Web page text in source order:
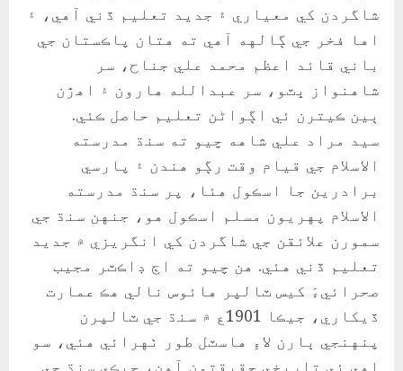
شاگردن کي معياري ۽ جديد تعليم ڏني آهي، ۽
اها فخر جي ڳالهه آهي ته هتان پاڪستان جي
باني قائد اعظم محمد علي جناح، سر
شاهنواز ڀٽو، سر عبدالله هارون ۽ اهڙن
ٻين ڪيترن ئي اڳواڻن تعليم حاصل ڪئي.
سيد مراد علي شاهه چيو ته سنڌ مدرسته
الاسلام جي قيام وقت رڳو هندن ۽ پارسي
برادرين جا اسڪول هئا، پر سنڌ مدرسته
الاسلام پهريون مسلم اسڪول هو، جنهن سنڌ جي
سمورن علائقن جي شاگردن کي انگريزي ۾ جديد
تعليم ڏني هئي. هن چيو ته اڄ ڊاڪٽر مجيب
صحرائيءَ کيس ٽالپر هائوس نالي هڪ عمارت
ڏيکاري، جيڪا 1901ع ۾ سنڌ جي ٽالپرن
پنهنجي ٻارن لاءِ هاسٽل طور ٺهرائي هئي، سو
اهي ئي تاريخي حقيقتون آهن، جيڪي سنڌ جي